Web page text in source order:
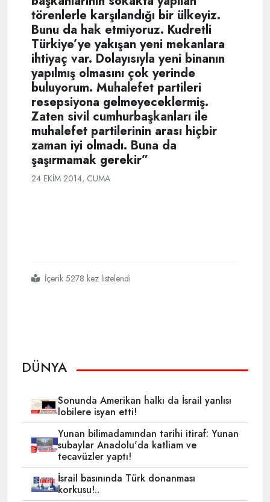
törenlerle karşılandığı bir ülkeyiz.
Bunu da hak etmiyoruz. Kudretli
Türkiye’ye yakışan yeni mekanlara
ihtiyaç var. Dolayısıyla yeni binanın
yapılmış olmasını çok yerinde
buluyorum. Muhalefet partileri
resepsiyona gelmeyeceklermiş.
Zaten sivil cumhurbaşkanları ile
muhalefet partilerinin arası hiçbir
zaman iyi olmadı. Buna da
şaşırmamak gerekir”
24 EKIM 2014, CUMA
#doğruları
#defalarca
#söylemek
#gerekİçerik 5278 kez listelendi
DÜNYA
Sonunda Amerikan halkı da İsrail yanlısı
lobilere isyan etti!
Yunan bilimadamından tarihi itiraf: Yunan
subaylar Anadolu'da katliam ve
tecavüzler yaptı!
İsrail basınında Türk donanması
korkusu!..